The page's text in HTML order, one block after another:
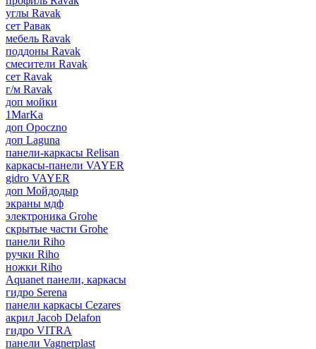
углы Ravak
сет Равак
мебель Ravak
поддоны Ravak
смесители Ravak
сет Ravak
г/м Ravak
доп мойки
1MarKa
доп Opoczno
доп Laguna
панели-каркасы Relisan
каркасы-панели VAYER
gidro VAYER
доп Мойдодыр
экраны мдф
электроника Grohe
скрытые части Grohe
панели Riho
ручки Riho
ножки Riho
Aquanet панели, каркасы
гидро Serena
панели каркасы Cezares
акрил Jacob Delafon
гидро VITRA
панели Vagnerplast